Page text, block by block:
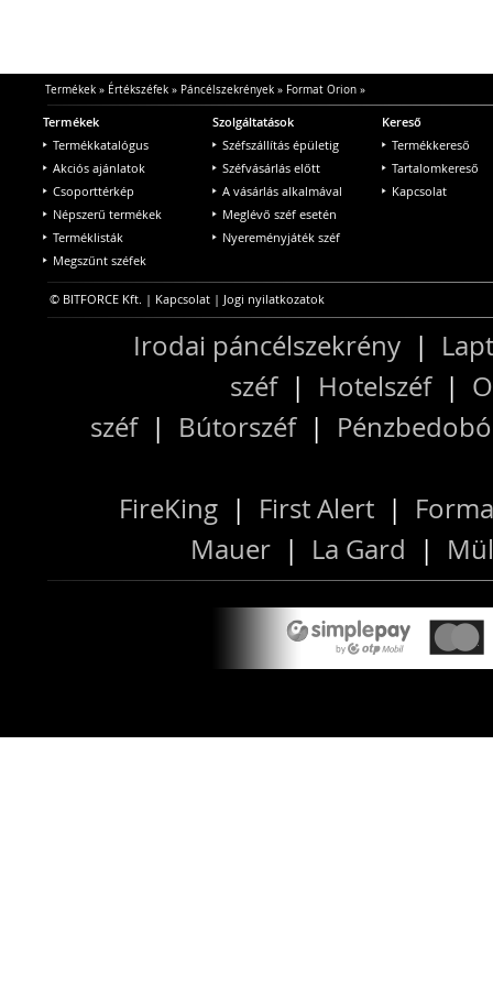
Termékek» Értékszéfek» Páncélszekrények» Format Orion»
Termékek
Termékkatalógus
Akciós ajánlatok
Csoporttérkép
Népszerű termékek
Terméklisták
Megszűnt széfek
Szolgáltatások
Széfszállítás épületig
Széfvásárlás előtt
A vásárlás alkalmával
Meglévő széf esetén
Nyereményjáték széf
Kereső
Termékkereső
Tartalomkereső
Kapcsolat
© BITFORCE Kft. | Kapcsolat | Jogi nyilatkozatok
Irodai páncélszekrény |
széf| Hotelszéf|
széf| Bútorszéf|
FireKing | First Alert |
Mauer | La Gard |